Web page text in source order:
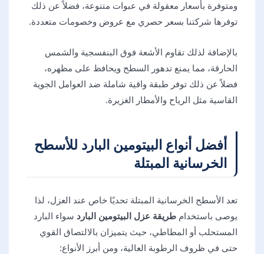
ومتوفرة بأسعار معقولة في عبوات متنوعة، فضلاً عن ذلك
توفرها شركتنا بسعر حصري مع عروض وخصومات متعددة.
بالإضافة لذلك ​تقاوم الأشعة فوق البنفسجية والشمس
الحارقة، مما يمنع تدهور السطح ويحافظ على مظهره،
فضلاً عن ذلك توفر طبقة واقية شاملة ضد العوامل الجوية
القاسية مثل الرياح والأمطار الغزيرة.
أفضل أنواع البيتومين البارد للأسطح
الخرسانية المبتلة
تعد الأسطح الخرسانية المبتلة تحديًا خاص عند العزل، لذا
يوصى باستخدام طريقة عزل البيتومين البارد سواء البارد
المستحلب أو المطاطي، حيث يتميزان بالالتصاق القوي
حتى في ظروف الرطوبة العالية، ومن أبرز الأنواع: